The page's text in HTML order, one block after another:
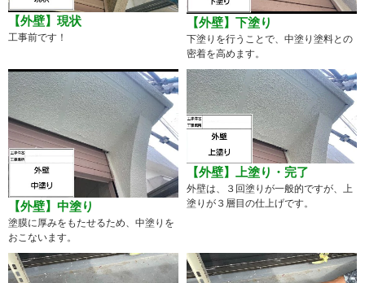
【外壁】現状
工事前です！
【外壁】下塗り
下塗りを行うことで、中塗り塗料との
密着を高めます。
【外壁】中塗り
塗膜に厚みをもたせるため、中塗りを
おこないます。
【外壁】上塗り・完了
外壁は、３回塗りが一般的ですが、上
塗りが３層目の仕上げです。